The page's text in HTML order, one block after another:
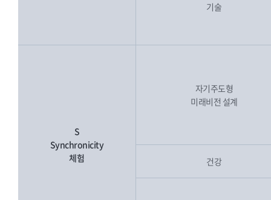
기술
S
Synchronicity
체험
자기주도형
미래비전 설계
건강